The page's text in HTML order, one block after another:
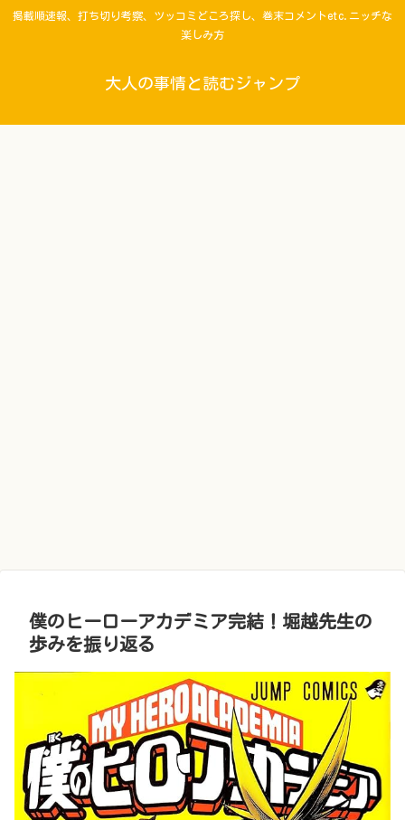
掲載順速報、打ち切り考察、ツッコミどころ探し、巻末コメントetc.ニッチな
楽しみ方
大人の事情と読むジャンプ
僕のヒーローアカデミア完結！堀越先生の
歩みを振り返る